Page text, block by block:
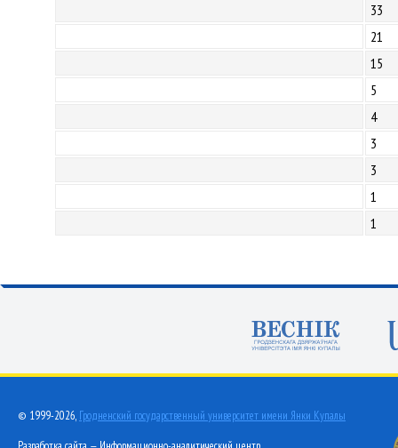
33
21
15
5
4
3
3
1
1
© 1999-2026, Гродненский государственный университет имени Янки Купалы